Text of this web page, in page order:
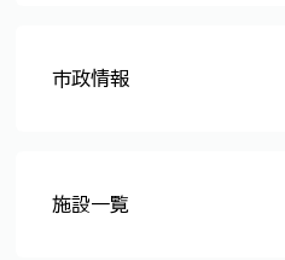
市政情報
施設一覧